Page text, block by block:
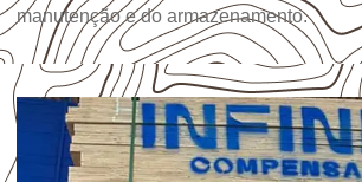
manutenção e do armazenamento.